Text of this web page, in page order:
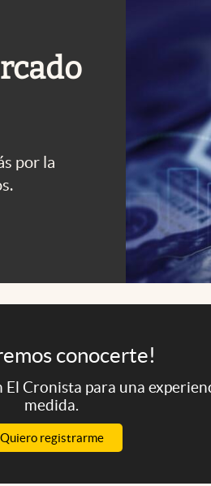
por la
conocerte!
El Cronista para una
medida.
Quiero registrarme